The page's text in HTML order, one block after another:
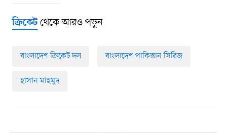
ক্রিকেটথেকে আরও পড়ুন
বাংলাদেশ ক্রিকেট দল বাংলাদেশ পাকিস্তান সিরিজ
হাসান মাহমুদ